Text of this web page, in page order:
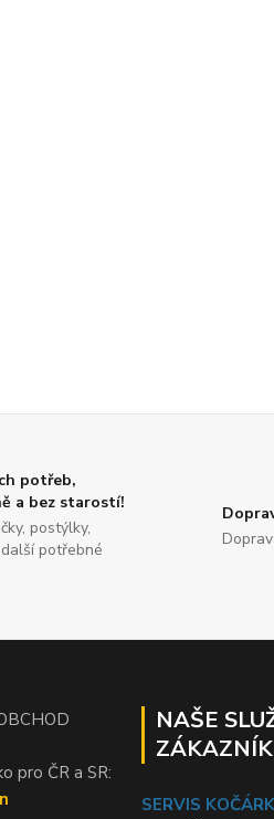
potřeb,
a bez starostí!
postýlky,
potřebné
pro ČR a SR:
NAŠE
SERVIS